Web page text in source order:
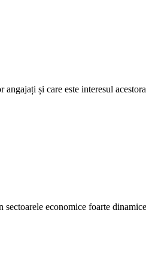
și care este interesul
economice foarte